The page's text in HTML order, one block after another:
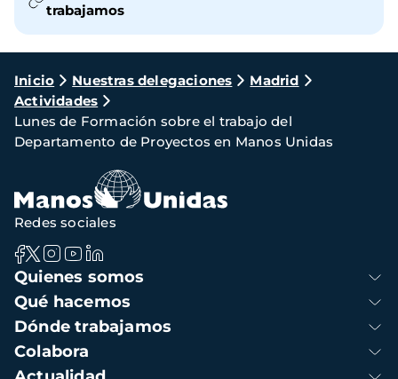
trabajamos
Ruta
de
navegación
Inicio Nuestras delegaciones
Madrid
Actividades
Lunes de Formación sobre el trabajo del
Departamento de Proyectos en Manos Unidas
Navegación
principal
Quienes somos
Qué hacemos
Dónde trabajamos
Colabora
Redes sociales